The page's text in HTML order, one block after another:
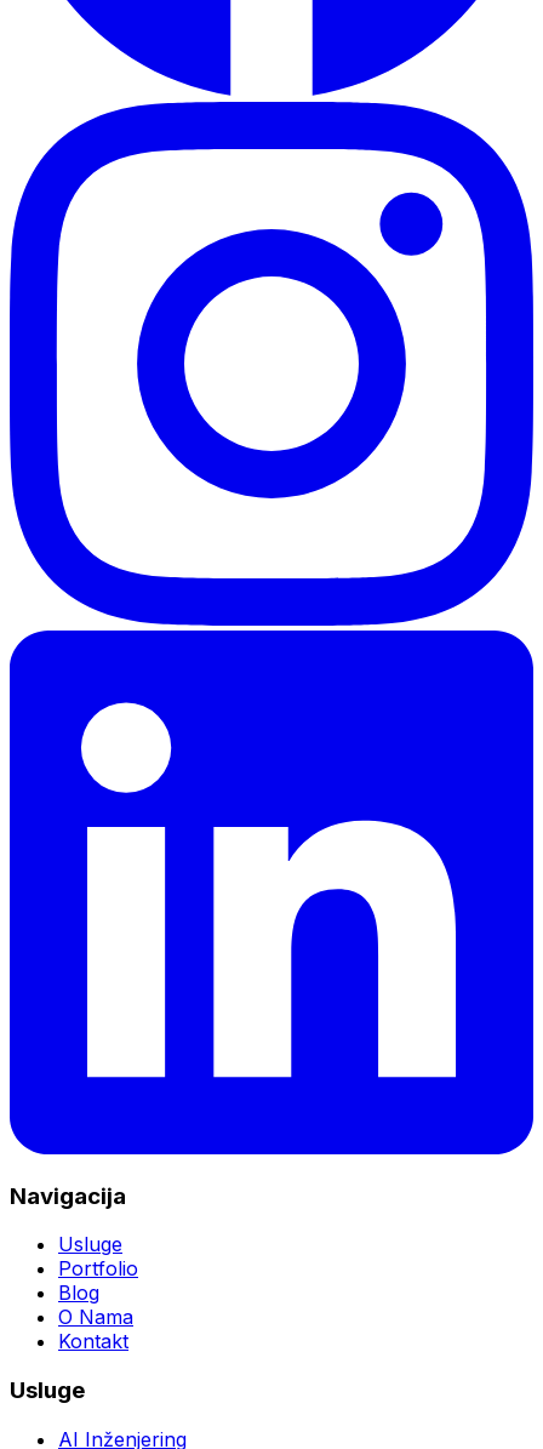
Navigacija
Usluge
Portfolio
Blog
O Nama
Kontakt
Usluge
AI Inženjering